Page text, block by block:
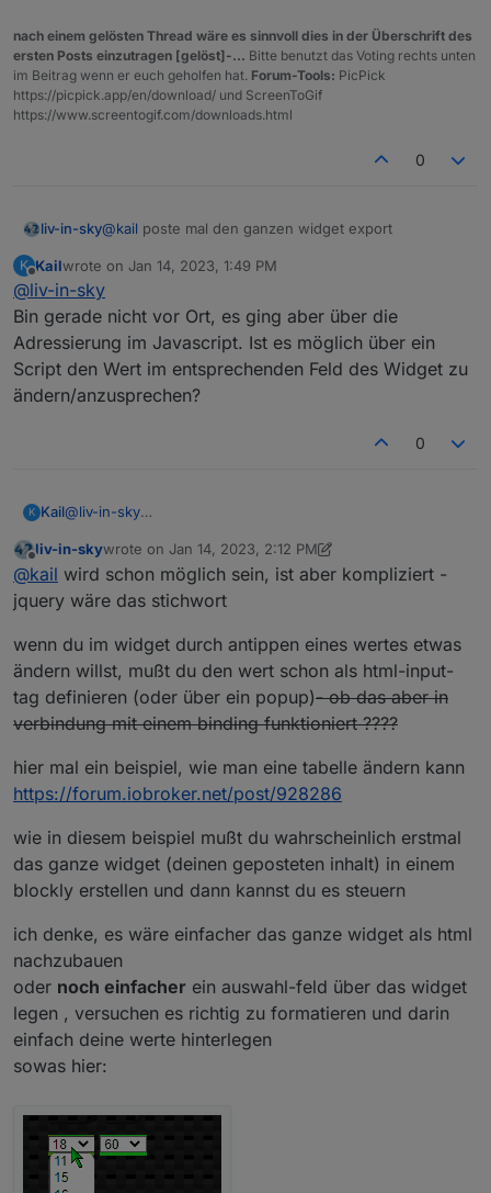
</font>
Luftfeuchtigkeit <br>
<font size=6>
{mqtt.0.Luftfeuchtigkeit} %
nach einem gelösten Thread wäre es sinnvoll dies in der Überschrift des
ersten Posts einzutragen [gelöst]-... Bitte benutzt das Voting rechts unten
im Beitrag wenn er euch geholfen hat. Forum-Tools: PicPick
https://picpick.app/en/download/ und ScreenToGif
https://www.screentogif.com/downloads.html
0
liv-in-sky@kail poste mal den ganzen widget export
K
Offline
Kailwrote on Jan 14, 2023, 1:49 PM
last edited by
@liv-in-sky
Bin gerade nicht vor Ort, es ging aber über die
Adressierung im Javascript. Ist es möglich über ein
Script den Wert im entsprechenden Feld des Widget zu
ändern/anzusprechen?
0
K Kail@liv-in-sky
Adressierung im Javascript. Ist es möglich über ein Script
den Wert im entsprechenden Feld des Widget zu
ändern/anzusprechen?
Offline
liv-in-skywrote on Jan 14, 2023, 2:12 PM
last edited by liv-in-sky Jan 14, 2023, 3:23 PM
@kail wird schon möglich sein, ist aber kompliziert -
jquery wäre das stichwort
wenn du im widget durch antippen eines wertes etwas
ändern willst, mußt du den wert schon als html-input-
tag definieren (oder über ein popup)- ob das aber in
verbindung mit einem binding funktioniert ????
hier mal ein beispiel, wie man eine tabelle ändern kann
https://forum.iobroker.net/post/928286
wie in diesem beispiel mußt du wahrscheinlich erstmal
das ganze widget (deinen geposteten inhalt) in einem
blockly erstellen und dann kannst du es steuern
ich denke, es wäre einfacher das ganze widget als html
nachzubauen
oder noch einfacher ein auswahl-feld über das widget
legen , versuchen es richtig zu formatieren und darin
einfach deine werte hinterlegen
sowas hier: